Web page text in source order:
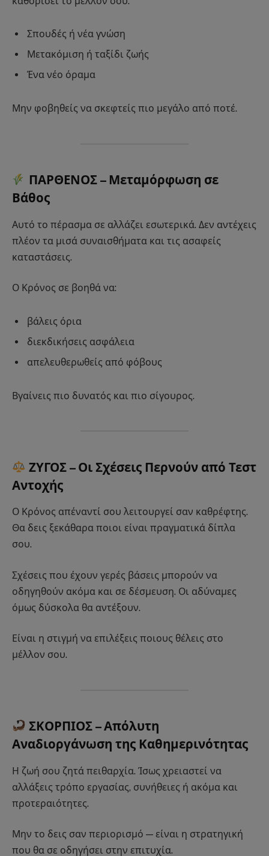
Σπουδές ή νέα γνώση
Μετακόμιση ή ταξίδι ζωής
Ένα νέο όραμα
Μην φοβηθείς να σκεφτείς πιο μεγάλο από ποτέ.
ΠΑΡΘΕΝΟΣ – Μεταμόρφωση σε
Βάθος
Αυτό το πέρασμα σε αλλάζει εσωτερικά. Δεν αντέχεις
πλέον τα μισά συναισθήματα και τις ασαφείς
καταστάσεις.
Ο Κρόνος σε βοηθά να:
βάλεις όρια
διεκδικήσεις ασφάλεια
απελευθερωθείς από φόβους
Βγαίνεις πιο δυνατός και πιο σίγουρος.
ΖΥΓΟΣ – Οι Σχέσεις Περνούν από Τεστ
Αντοχής
Ο Κρόνος απέναντί σου λειτουργεί σαν καθρέφτης.
Θα δεις ξεκάθαρα ποιοι είναι πραγματικά δίπλα
σου.
Σχέσεις που έχουν γερές βάσεις μπορούν να
οδηγηθούν ακόμα και σε δέσμευση. Οι αδύναμες
όμως δύσκολα θα αντέξουν.
Είναι η στιγμή να επιλέξεις ποιους θέλεις στο
μέλλον σου.
ΣΚΟΡΠΙΟΣ – Απόλυτη
Αναδιοργάνωση της Καθημερινότητας
Η ζωή σου ζητά πειθαρχία. Ίσως χρειαστεί να
αλλάξεις τρόπο εργασίας, συνήθειες ή ακόμα και
προτεραιότητες.
Μην το δεις σαν περιορισμό — είναι η στρατηγική
που θα σε οδηγήσει στην επιτυχία.